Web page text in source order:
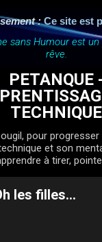
au contenu
: Ce site est
sans Humour est un
rêve.
PETANQUE
TECHNIQUE
pour progresser
et son
à tirer,
les filles…